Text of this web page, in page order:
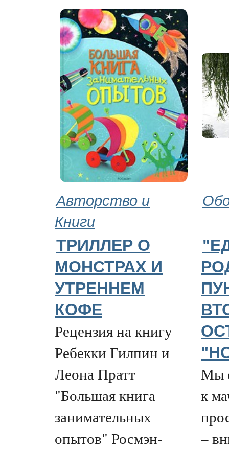
Авторство и
Книги
ТРИЛЛЕР О
МОНСТРАХ И
УТРЕННЕМ
КОФЕ
Рецензия на книгу
Ребекки Гилпин и
Леона Пратт
"Большая книга
занимательных
опытов" Росмэн-
Мы
к
–